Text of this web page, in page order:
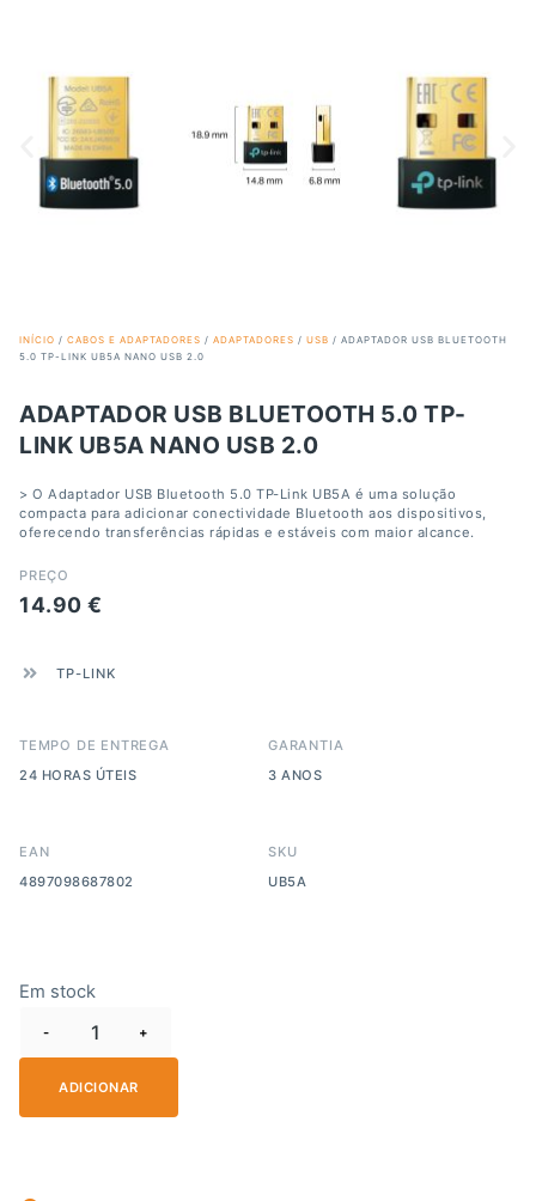
INÍCIO / CABOS E ADAPTADORES / ADAPTADORES / USB / ADAPTADOR USB BLUETOOTH
5.0 TP-LINK UB5A NANO USB 2.0
ADAPTADOR USB BLUETOOTH 5.0 TP-
LINK UB5A NANO USB 2.0
> O Adaptador USB Bluetooth 5.0 TP-Link UB5A é uma solução
compacta para adicionar conectividade Bluetooth aos dispositivos,
oferecendo transferências rápidas e estáveis com maior alcance.
PREÇO
14.90 €
TP-LINK
TEMPO DE ENTREGA
24 HORAS ÚTEIS
GARANTIA
3 ANOS
EAN
4897098687802
SKU
UB5A
Em stock
- +
ADICIONAR